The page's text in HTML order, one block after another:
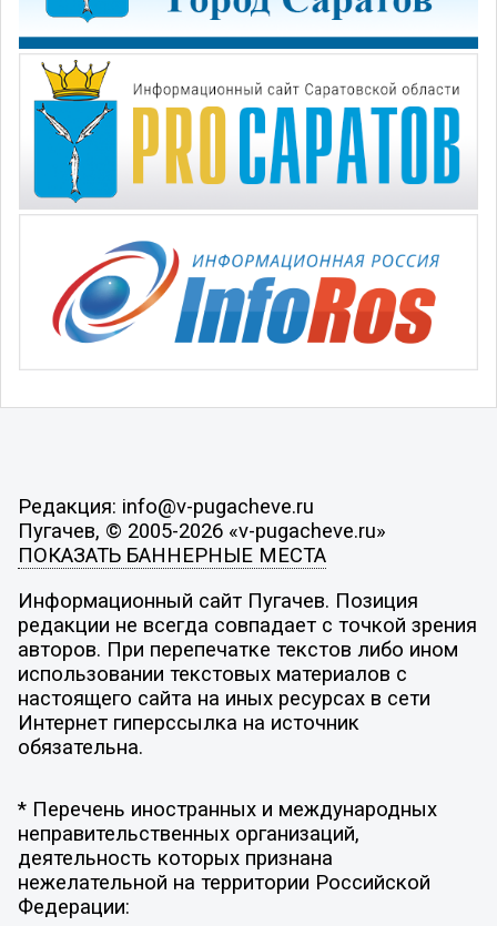
Редакция: info@v-pugacheve.ru
Пугачев, © 2005-2026 «v-pugacheve.ru»
ПОКАЗАТЬ БАННЕРНЫЕ МЕСТА
Информационный сайт Пугачев. Позиция
редакции не всегда совпадает с точкой зрения
авторов. При перепечатке текстов либо ином
использовании текстовых материалов с
настоящего сайта на иных ресурсах в сети
Интернет гиперссылка на источник
обязательна.
* Перечень иностранных и международных
неправительственных организаций,
деятельность которых признана
нежелательной на территории Российской
Федерации: